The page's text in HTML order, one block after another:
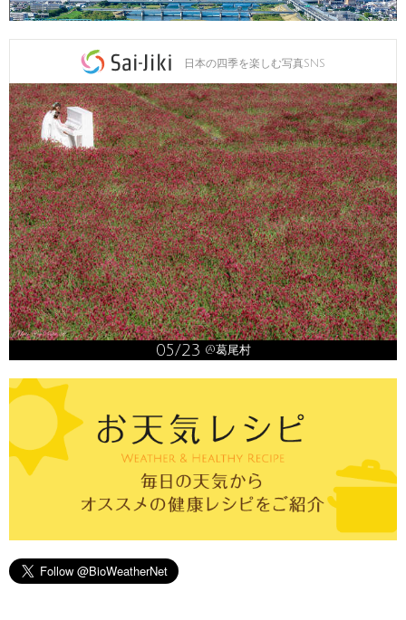
日本の四季を楽しむ写真SNS
05/23 @葛尾村